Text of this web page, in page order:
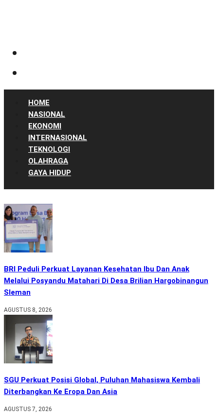
HOME
NASIONAL
EKONOMI
INTERNASIONAL
TEKNOLOGI
OLAHRAGA
GAYA HIDUP
BRI Peduli Perkuat Layanan Kesehatan Ibu Dan Anak
Melalui Posyandu Matahari Di Desa Brilian Hargobinangun
Sleman
AGUSTUS 8, 2026
SGU Perkuat Posisi Global, Puluhan Mahasiswa Kembali
Diterbangkan Ke Eropa Dan Asia
AGUSTUS 7, 2026